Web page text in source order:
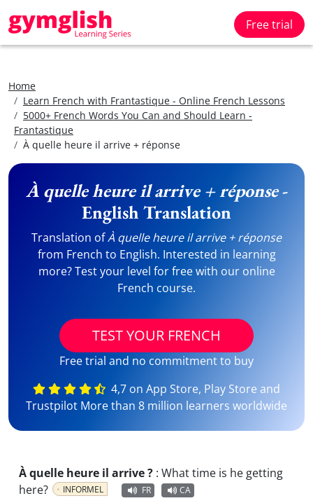
Free trial
Home
Learn French with Frantastique - Online French Lessons
5000+ French Words You Can and Should Learn -
Frantastique
À quelle heure il arrive + réponse
À quelle heure il arrive + réponse-
English Translation
Translation ofÀ quelle heure il arrive + réponse
from French to English. Interested in learning
more? Test your level for free with our online
French course.
TEST YOUR FRENCH
Free trial and no commitment to buy
4,7 on App Store, Play Store and
Trustpilot More than 8 million learners worldwide
À quelle heure il arrive ? : What time is he getting
here?
INFORMEL FR CA